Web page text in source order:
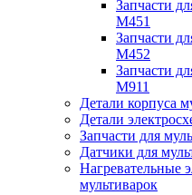
Запчасти
M451
Запчасти
M452
Запчасти
M911
Детали корпуса
Детали
Запчасти для
Датчики для
Нагревательные
мультиварок